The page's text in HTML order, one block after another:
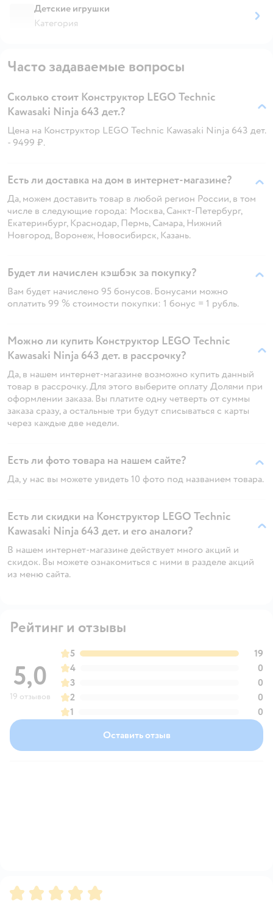
Детские игрушки
Категория
Часто задаваемые вопросы
Сколько стоит Конструктор LEGO Technic
Kawasaki Ninja 643 дет.?
Цена на Конструктор LEGO Technic Kawasaki Ninja 643 дет.
- 9499 ₽.
Есть ли доставка на дом в интернет-магазине?
Да, можем доставить товар в любой регион России, в том
числе в следующие города: Москва, Санкт-Петербург,
Екатеринбург, Краснодар, Пермь, Самара, Нижний
Новгород, Воронеж, Новосибирск, Казань.
Будет ли начислен кэшбэк за покупку?
Вам будет начислено 95 бонусов. Бонусами можно
оплатить 99 % стоимости покупки: 1 бонус = 1 рубль.
Можно ли купить Конструктор LEGO Technic
Kawasaki Ninja 643 дет. в рассрочку?
Да, в нашем интернет-магазине возможно купить данный
товар в рассрочку. Для этого выберите оплату Долями при
оформлении заказа. Вы платите одну четверть от суммы
заказа сразу, а остальные три будут списываться с карты
через каждые две недели.
Есть ли фото товара на нашем сайте?
Да, у нас вы можете увидеть 10 фото под названием товара.
Есть ли скидки на Конструктор LEGO Technic
Kawasaki Ninja 643 дет. и его аналоги?
В нашем интернет-магазине действует много акций и
скидок. Вы можете ознакомиться с ними в разделе акций
из меню сайта.
Рейтинг и отзывы
5,0
19 отзывов
5
19
4
0
3
0
2
0
1
0
Оставить отзыв
Рейтинг:5